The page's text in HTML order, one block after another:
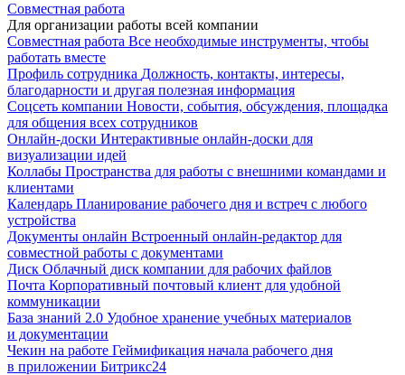
Совместная работа
Для организации работы всей компании
Совместная работа Все необходимые инструменты, чтобы
работать вместе
Профиль сотрудника Должность, контакты, интересы,
благодарности и другая полезная информация
Соцсеть компании Новости, события, обсуждения, площадка
для общения всех сотрудников
Онлайн-доски Интерактивные онлайн-доски для
визуализации идей
Коллабы Пространства для работы с внешними командами и
клиентами
Календарь Планирование рабочего дня и встреч с любого
устройства
Документы онлайн Встроенный онлайн-редактор для
совместной работы с документами
Диск Облачный диск компании для рабочих файлов
Почта Корпоративный почтовый клиент для удобной
коммуникации
База знаний 2.0 Удобное хранение учебных материалов
и документации
Чекин на работе Геймификация начала рабочего дня
в приложении Битрикс24